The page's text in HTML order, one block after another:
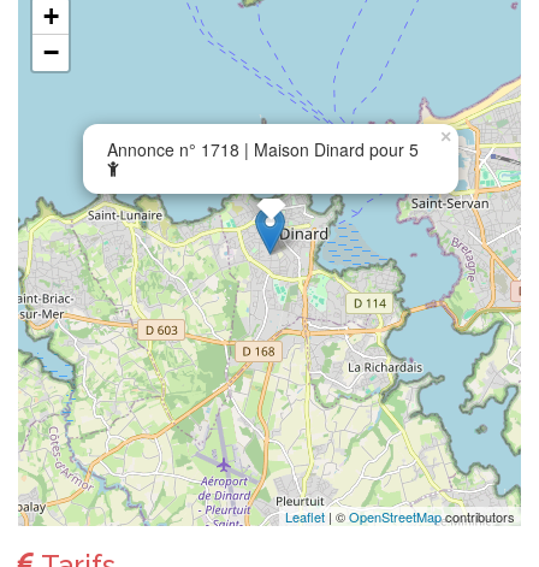
Annonce n° 1718 | Maison Dinard pour 5
×
+
−
Leaflet | ©OpenStreetMapcontributors